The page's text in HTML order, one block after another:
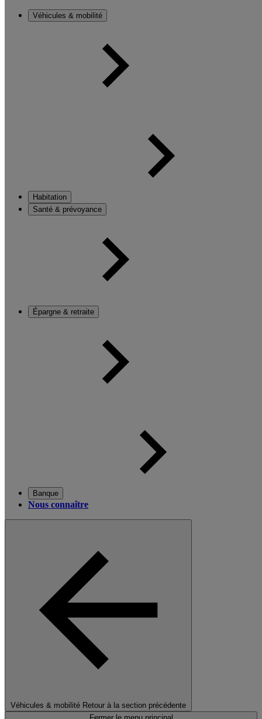
Véhicules & mobilité
Habitation
Santé & prévoyance
Épargne & retraite
Banque
Nous connaître
Véhicules & mobilité Retour à la section précédente